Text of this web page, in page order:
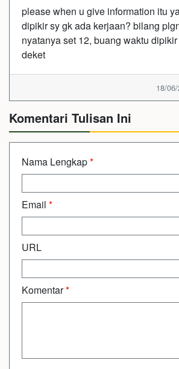
please when u give information itu
dipikir sy gk ada kerjaan? bilang
nyatanya set 12, buang waktu
deket
18/
Komentari Tulisan Ini
Nama Lengkap*
Email *
URL
Komentar*